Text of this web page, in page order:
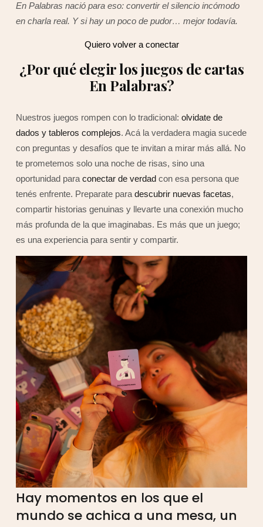
En Palabras nació para eso: convertir el silencio incómodo
en charla real. Y si hay un poco de pudor… mejor todavía.
Quiero volver a conectar
¿Por qué elegir los juegos de cartas
En Palabras?
Nuestros juegos rompen con lo tradicional: olvidate de
dados y tableros complejos. Acá la verdadera magia sucede
con preguntas y desafíos que te invitan a mirar más allá. No
te prometemos solo una noche de risas, sino una
oportunidad para conectar de verdad con esa persona que
tenés enfrente. Preparate para descubrir nuevas facetas,
compartir historias genuinas y llevarte una conexión mucho
más profunda de la que imaginabas. Es más que un juego;
es una experiencia para sentir y compartir.
Hay momentos en los que el
mundo se achica a una mesa, un